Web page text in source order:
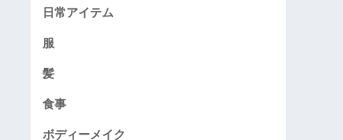
日常アイテム
服
髪
食事
ボディーメイク